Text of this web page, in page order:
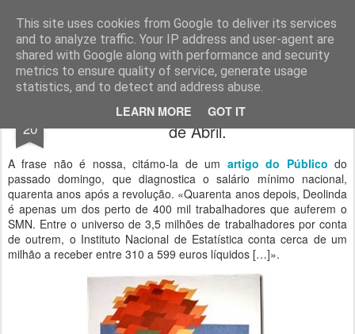
This site uses cookies from Google to deliver its services
and to analyze traffic. Your IP address and user-agent are
shared with Google along with performance and security
metrics to ensure quality of service, generate usage
statistics, and to detect and address abuse.
LEARN MORE GOT IT
Geopalavras
canal800 clique ZapCanal
20
Sabe o que eu queria, menina? Outro 25
de Abril.
A frase não é nossa, citámo-la de um artigo do Público do
passado domingo, que diagnostica o salário mínimo nacional,
quarenta anos após a revolução. «Quarenta anos depois, Deolinda
é apenas um dos perto de 400 mil trabalhadores que auferem o
SMN. Entre o universo de 3,5 milhões de trabalhadores por conta
de outrem, o Instituto Nacional de Estatística conta cerca de um
milhão a receber entre 310 a 599 euros líquidos […]».